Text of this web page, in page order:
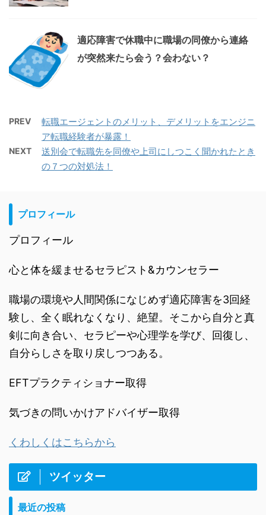
適応障害で休職中に職場の同僚から連絡
が突然来たら会う？会わない？
PREV
転職エージェントのメリット、デメリットをエンジニ
ア転職経験者が暴露！
NEXT
送別会で転職先を同僚や上司にしつこく聞かれたとき
の７つの対処法！
プロフィール
プロフィール
心と体を緩ませるセラピスト&カウンセラー
職場の環境や人間関係になじめず適応障害を3回経
験し、全く眠れなくなり、絶望。そこから自分と真
剣に向き合い、セラピーや心理学を学び、回復し、
自分らしさを取り戻しつつある。
EFTプラクティショナー取得
気づきの問いかけアドバイザー取得
くわしくはこちらから
ツイッター
最近の投稿